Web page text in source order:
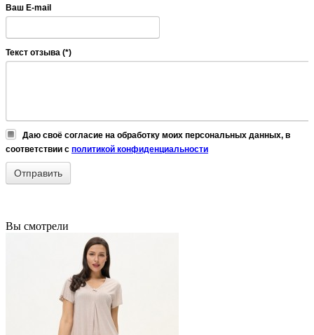
Ваш E-mail
Текст отзыва (*)
Даю своё согласие на обработку моих персональных данных, в
соответствии с политикой конфиденциальности
Вы смотрели